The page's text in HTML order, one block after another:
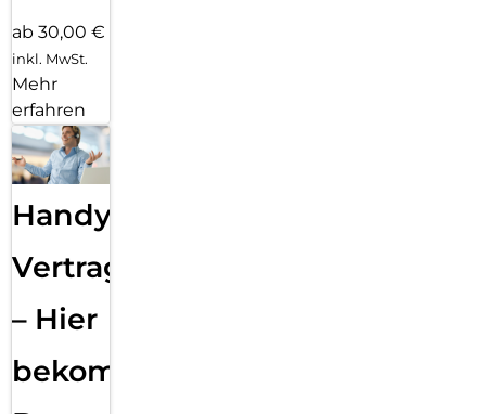
ab 30,00 €
inkl. MwSt.
Mehr
erfahren
Handy
Vertragsabwicklung
– Hier
bekommst